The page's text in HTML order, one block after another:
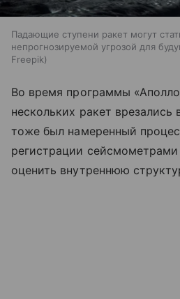
Падающие ступени ракет могут
непрогнозируемой угрозой для
Freepik
Во время программы
нескольких ракет врезались
тоже был намеренный
регистрации
оценить внутреннюю